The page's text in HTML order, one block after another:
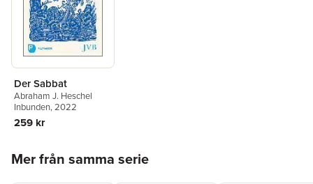
Der Sabbat
Abraham J. Heschel
Inbunden, 2022
259 kr
Mer från samma serie